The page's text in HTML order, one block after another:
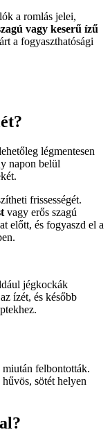
a romlás jelei,
vagy keserű ízű
a fogyaszthatósági
légmentesen
napon belül
frissességét.
vagy erős szagú
előtt, és fogyaszd el a
jégkockák
ízét, és később
miután felbontották.
sötét helyen